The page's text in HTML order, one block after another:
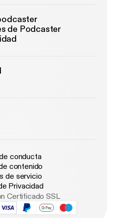
de Podcaster
conducta
contenido
de servicio
Privacidad
Certificado SSL